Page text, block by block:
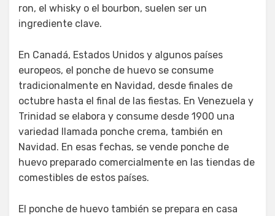
ron, el whisky o el bourbon, suelen ser un
ingrediente clave.
En Canadá, Estados Unidos y algunos países
europeos, el ponche de huevo se consume
tradicionalmente en Navidad, desde finales de
octubre hasta el final de las fiestas. En Venezuela y
Trinidad se elabora y consume desde 1900 una
variedad llamada ponche crema, también en
Navidad. En esas fechas, se vende ponche de
huevo preparado comercialmente en las tiendas de
comestibles de estos países.
El ponche de huevo también se prepara en casa